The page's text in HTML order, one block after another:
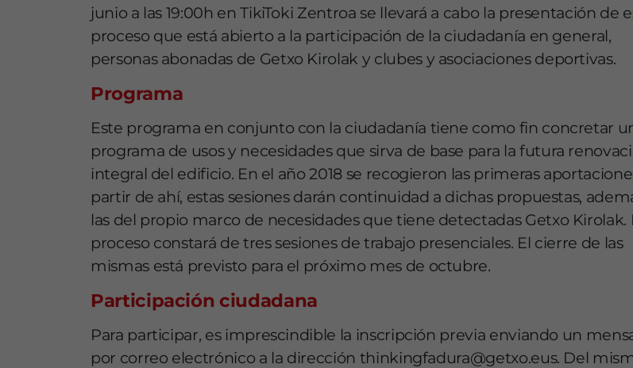
junio a las 19:00h en TikiToki Zentroa se llevará a cabo la presentación de
proceso que está abierto a la participación de la ciudadanía en general,
personas abonadas de Getxo Kirolak y clubes y asociaciones deportivas.
Programa
Este programa en conjunto con la ciudadanía tiene como fin concretar
programa de usos y necesidades que sirva de base para la futura
integral del edificio. En el año 2018 se recogieron las primeras
partir de ahí, estas sesiones darán continuidad a dichas propuestas,
las del propio marco de necesidades que tiene detectadas Getxo Kirolak.
proceso constará de tres sesiones de trabajo presenciales. El cierre de las
mismas está previsto para el próximo mes de octubre.
Participación ciudadana
Para participar, es imprescindible la inscripción previa enviando un
por correo electrónico a la dirección thinkingfadura@getxo.eus. Del